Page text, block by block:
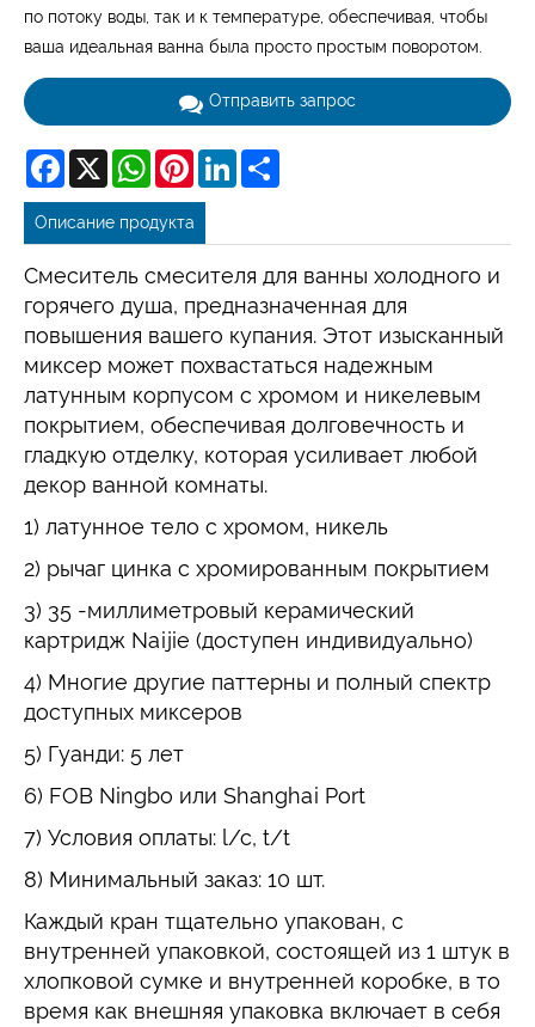
по потоку воды, так и к температуре, обеспечивая, чтобы
ваша идеальная ванна была просто простым поворотом.
Отправить запрос
Facebook
X WhatsAppPinterestLinkedIn
Описание продукта
Смеситель смесителя для ванны холодного и
горячего душа, предназначенная для
повышения вашего купания. Этот изысканный
миксер может похвастаться надежным
латунным корпусом с хромом и никелевым
покрытием, обеспечивая долговечность и
гладкую отделку, которая усиливает любой
декор ванной комнаты.
1) латунное тело с хромом, никель
2) рычаг цинка с хромированным покрытием
3) 35 -миллиметровый керамический
картридж Naijie (доступен индивидуально)
4) Многие другие паттерны и полный спектр
доступных миксеров
5) Гуанди: 5 лет
6) FOB Ningbo или Shanghai Port
7) Условия оплаты: l/c, t/t
8) Минимальный заказ: 10 шт.
Каждый кран тщательно упакован, с
внутренней упаковкой, состоящей из 1 штук в
хлопковой сумке и внутренней коробке, в то
время как внешняя упаковка включает в себя